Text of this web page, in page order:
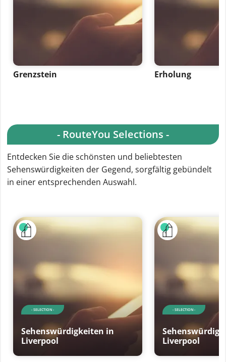
Grenzstein Erholung
- RouteYou Selections -
Entdecken Sie die schönsten und beliebtesten
Sehenswürdigkeiten der Gegend, sorgfältig gebündelt
in einer entsprechenden Auswahl.
- SELECTION -
Sehenswürdigkeiten in
Liverpool
- SELECTION -
Liverpool